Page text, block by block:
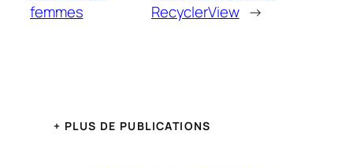
femmes
RecyclerView →
+ PLUS DE PUBLICATIONS